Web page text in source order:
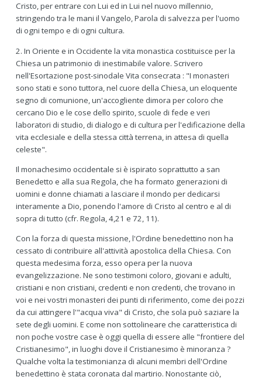
Cristo, per entrare con Lui ed in Lui nel nuovo millennio,
stringendo tra le mani il Vangelo, Parola di salvezza per l'uomo
di ogni tempo e di ogni cultura.
2. In Oriente e in Occidente la vita monastica costituisce per la
Chiesa un patrimonio di inestimabile valore. Scrivero
nell'Esortazione post-sinodale Vita consecrata : "I monasteri
sono stati e sono tuttora, nel cuore della Chiesa, un eloquente
segno di comunione, un'accogliente dimora per coloro che
cercano Dio e le cose dello spirito, scuole di fede e veri
laboratori di studio, di dialogo e di cultura per l'edificazione della
vita ecclesiale e della stessa città terrena, in attesa di quella
celeste".
Il monachesimo occidentale si è ispirato soprattutto a san
Benedetto e alla sua Regola, che ha formato generazioni di
uomini e donne chiamati a lasciare il mondo per dedicarsi
interamente a Dio, ponendo l'amore di Cristo al centro e al di
sopra di tutto (cfr. Regola, 4,21 e 72, 11).
Con la forza di questa missione, l'Ordine benedettino non ha
cessato di contribuire all'attività apostolica della Chiesa. Con
questa medesima forza, esso opera per la nuova
evangelizzazione. Ne sono testimoni coloro, giovani e adulti,
cristiani e non cristiani, credenti e non credenti, che trovano in
voi e nei vostri monasteri dei punti di riferimento, come dei pozzi
da cui attingere l'"acqua viva" di Cristo, che sola può saziare la
sete degli uomini. E come non sottolineare che caratteristica di
non poche vostre case è oggi quella di essere alle "frontiere del
Cristianesimo", in luoghi dove il Cristianesimo è minoranza ?
Qualche volta la testimonianza di alcuni membri dell'Ordine
benedettino è stata coronata dal martirio. Nonostante ciò,